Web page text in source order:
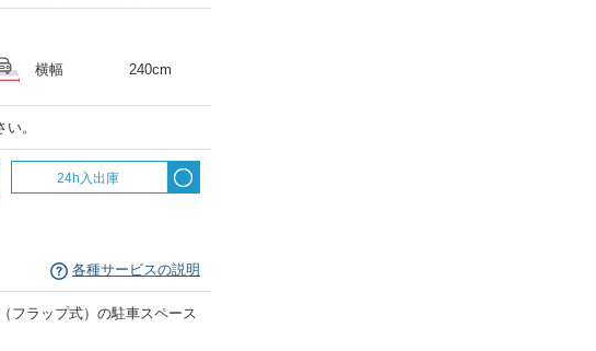
横幅 240cm
。
24h入出庫
各種サービスの説明
フラップ式）の駐車スペース